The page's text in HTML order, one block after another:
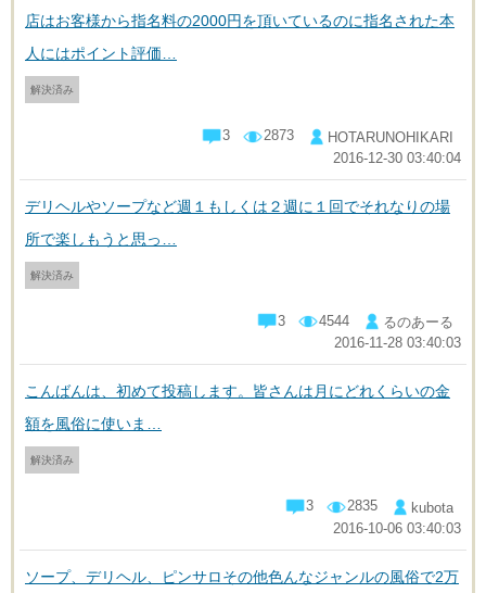
店はお客様から指名料の2000円を頂いているのに指名された本
人にはポイント評価…
解決済み
3 2873
HOTARUNOHIKARI
2016-12-30 03:40:04
デリヘルやソープなど週１もしくは２週に１回でそれなりの場
所で楽しもうと思っ…
解決済み
3 4544
るのあーる
2016-11-28 03:40:03
こんばんは、初めて投稿します。皆さんは月にどれくらいの金
額を風俗に使いま…
解決済み
3 2835
kubota
2016-10-06 03:40:03
ソープ、デリヘル、ピンサロその他色んなジャンルの風俗で2万